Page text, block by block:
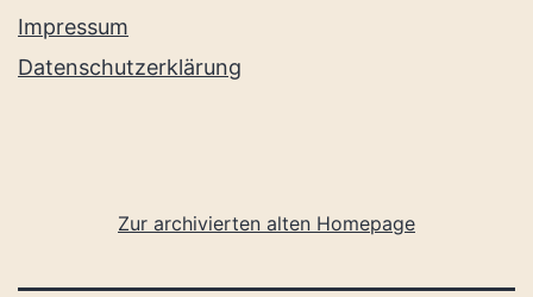
Impressum
Datenschutzerklärung
Zur archivierten alten Homepage